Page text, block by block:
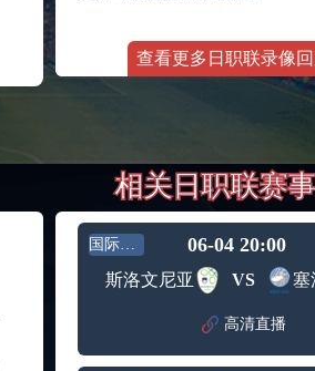
赛女单
第3轮
斯维托丽娜vs萨巴伦卡 全场录像回
2024年5
月14日
WTA罗
马公开
纳波利塔诺vs贾里 全场录像回
男单第3
轮
标签： 2024年5
月11日
WTA1000
罗马大
师赛第3
轮
WTT沙特大满贯女单半决赛 陈梦vs早田希娜 全场录像
标签：
2024年5
月11日
WTT沙
贯女单
蒙泰罗vs凯茨曼诺维奇 全场录像回
大师赛
轮
纳尔迪vs鲁内 全场录像回放
标签： 2024年5
ATP罗马
查看更多日职联录像
相关日职联赛
国际友谊 06-04 20:00
斯洛文尼亚 VS 塞
高清直播